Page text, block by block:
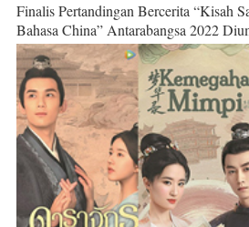
Finalis Pertandingan Bercerita “Kisah
Bahasa China” Antarabangsa 2022